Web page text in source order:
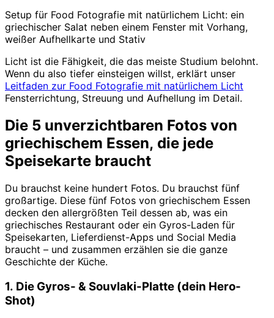
Setup für Food Fotografie mit natürlichem Licht: ein
griechischer Salat neben einem Fenster mit Vorhang,
weißer Aufhellkarte und Stativ
Licht ist die Fähigkeit, die das meiste Studium belohnt.
Wenn du also tiefer einsteigen willst, erklärt unser
Leitfaden zur Food Fotografie mit natürlichem Licht
Fensterrichtung, Streuung und Aufhellung im Detail.
Die 5 unverzichtbaren Fotos von
griechischem Essen, die jede
Speisekarte braucht
Du brauchst keine hundert Fotos. Du brauchst fünf
großartige. Diese fünf Fotos von griechischem Essen
decken den allergrößten Teil dessen ab, was ein
griechisches Restaurant oder ein Gyros-Laden für
Speisekarten, Lieferdienst-Apps und Social Media
braucht – und zusammen erzählen sie die ganze
Geschichte der Küche.
1. Die Gyros- & Souvlaki-Platte (dein Hero-
Shot)